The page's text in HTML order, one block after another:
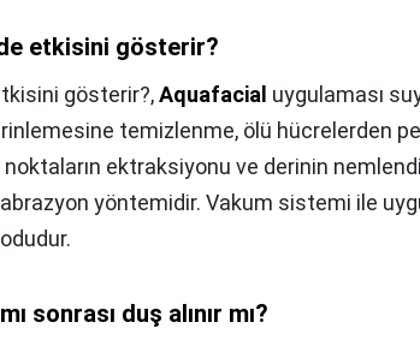
etkisini gösterir?
gösterir?,Aquafacial uygulaması
temizlenme, ölü hücrelerden
noktaların ektraksiyonu ve derinin
yöntemidir. Vakum sistemi ile
sonrası duş alınır mı?